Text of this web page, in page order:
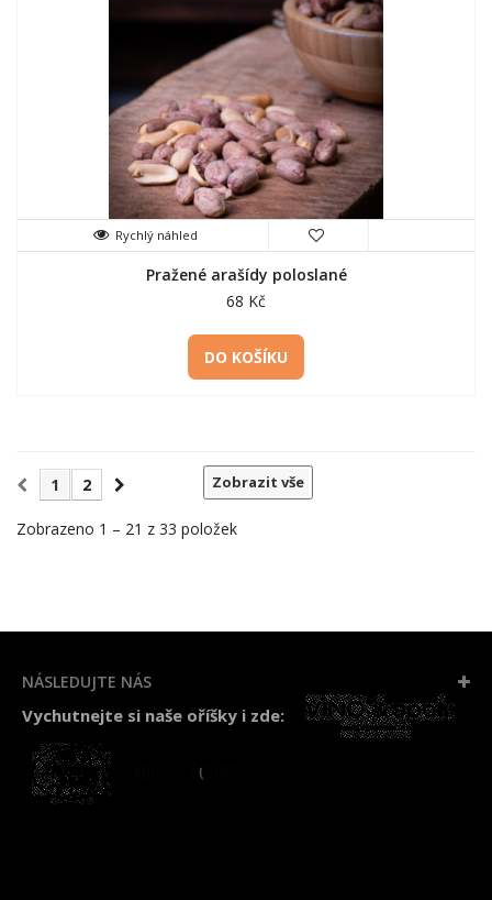
Rychlý náhled
Pražené arašídy poloslané
68 Kč
DO KOŠÍKU
Zobrazit vše
1 2
Zobrazeno 1 – 21 z 33 položek
NÁSLEDUJTE NÁS
Vychutnejte si naše oříšky i zde: